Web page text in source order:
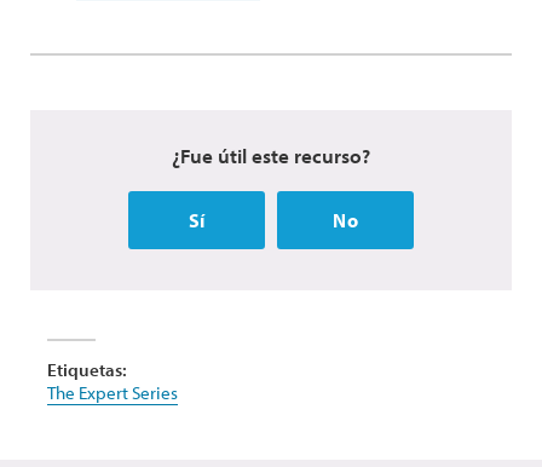
¿Fue útil este recurso?
Sí No
Etiquetas:
The Expert Series